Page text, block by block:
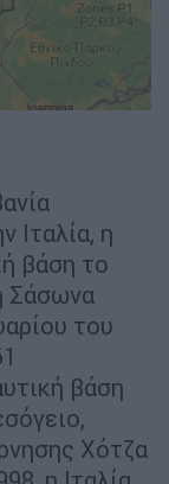
Ιταλία, η
βάση το
Σάσωνα
του
βάση
Χότζα